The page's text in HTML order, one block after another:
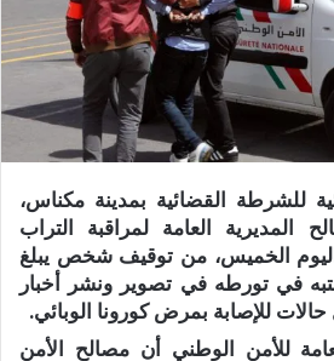
للشرطة القضائية بمدينة مكناس،
المديرية العامة لمراقبة التراب
الخميس، من توقيف شخص يبلغ
سنة، يشتبه في تورطه في تصوير ونشر أخبار
للإصابة بمرض كورونا الوبائي.
للأمن الوطني أن مصالح الأمن